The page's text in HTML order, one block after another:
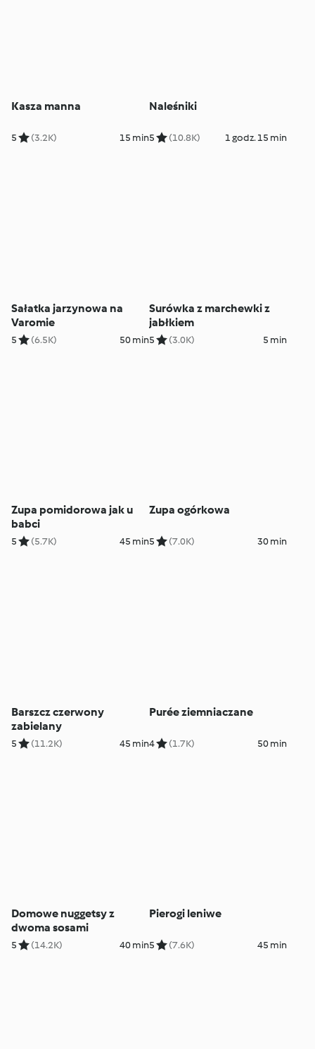
Kasza manna
5 (3.2K) 15 min
Naleśniki
5 (10.8K) 1 godz. 15 min
Sałatka jarzynowa na
Varomie
5 (6.5K) 50 min
Surówka z marchewki z
jabłkiem
5 (3.0K) 5 min
Zupa pomidorowa jak u
babci
5 (5.7K) 45 min
Zupa ogórkowa
5 (7.0K) 30 min
Barszcz czerwony
zabielany
5 (11.2K) 45 min
Purée ziemniaczane
4 (1.7K) 50 min
Domowe nuggetsy z
dwoma sosami
5 (14.2K) 40 min
Pierogi leniwe
5 (7.6K) 45 min